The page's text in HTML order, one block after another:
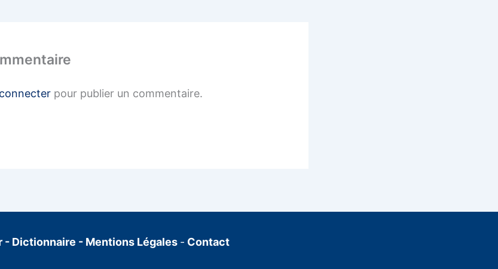
pour publier un commentaire.
- Dictionnaire - Mentions Légales - Contact